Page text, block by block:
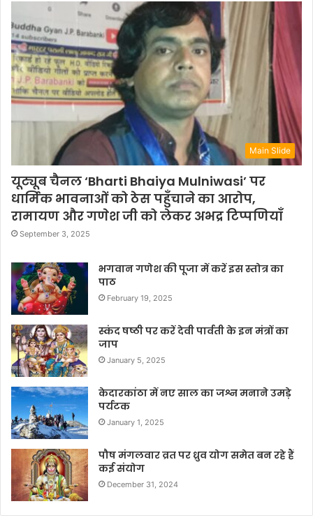
Main Slide
यूट्यूब चैनल ‘Bharti Bhaiya Mulniwasi’ पर
धार्मिक भावनाओं को ठेस पहुँचाने का आरोप,
रामायण और गणेश जी को लेकर अभद्र टिप्पणियाँ
September 3, 2025
भगवान गणेश की पूजा में करें इस स्तोत्र का
पाठ
February 19, 2025
स्कंद षष्ठी पर करें देवी पार्वती के इन मंत्रों का
जाप
January 5, 2025
केदारकांठा में नए साल का जश्न मनाने उमड़े
पर्यटक
January 1, 2025
पौष मंगलवार व्रत पर ध्रुव योग समेत बन रहे हैं
कई संयोग
December 31, 2024